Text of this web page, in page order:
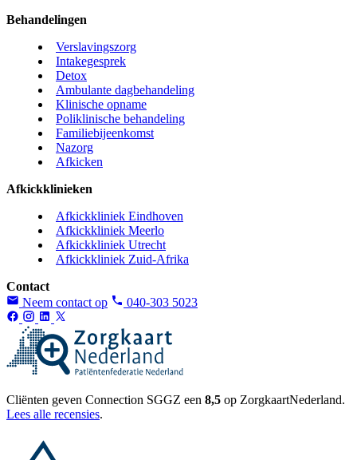
Behandelingen
Verslavingszorg
Intakegesprek
Detox
Ambulante dagbehandeling
Klinische opname
Poliklinische behandeling
Familiebijeenkomst
Nazorg
Afkicken
Afkickklinieken
Afkickkliniek Eindhoven
Afkickkliniek Meerlo
Afkickkliniek Utrecht
Afkickkliniek Zuid-Afrika
Contact
Neem contact op
040-303 5023
Cliënten geven Connection SGGZ een 8,5 op ZorgkaartNederland.
Lees alle recensies.